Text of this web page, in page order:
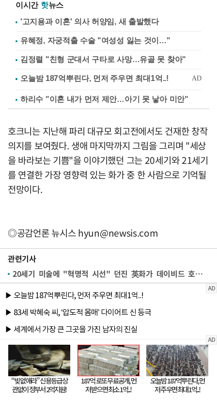
이시간 핫뉴스
'고지용과 이혼' 의사 허양임, 새 출발했다
유혜정, 자궁적출 수술 "여성성 잃는 것이…"
김정렬 "친형 군대서 구타로 사망…유골 못 찾아"
하리수 "이혼 내가 먼저 제안…아기 못 낳아 미안"
호크니는 지난해 파리 대규모 회고전에서도 건재한 창작
의지를 보여줬다. 생애 마지막까지 그림을 그리며 "세상
을 바라보는 기쁨"을 이야기했던 그는 20세기와 21세기
를 연결한 가장 영향력 있는 화가 중 한 사람으로 기억될
전망이다.
◎공감언론 뉴시스hyun@newsis.com
관련기사
20세기 미술에 "혁명적 시선" 던진 英화가 데이비드 호크니 타계…향년 88세